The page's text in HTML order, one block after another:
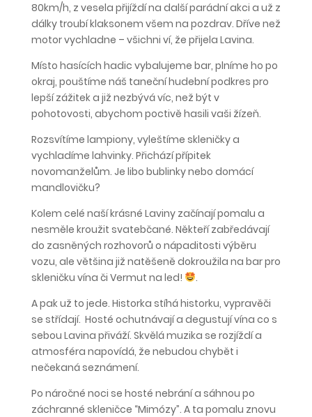
80km/h, z vesela přijíždí na další parádní akci a už z
dálky troubí klaksonem všem na pozdrav. Dříve než
motor vychladne – všichni ví, že přijela Lavina.
Místo hasících hadic vybalujeme bar, plníme ho po
okraj, pouštíme náš taneční hudební podkres pro
lepší zážitek a již nezbývá víc, než být v
pohotovosti, abychom poctivě hasili vaši žízeň.
Rozsvítíme lampiony, vyleštíme skleničky a
vychladíme lahvinky. Přichází přípitek
novomanželům. Je libo bublinky nebo domácí
mandlovičku?
Kolem celé naší krásné Laviny začínají pomalu a
nesměle kroužit svatebčané. Někteří zabředávají
do zasněných rozhovorů o nápaditosti výběru
vozu, ale většina již natěšeně dokroužila na bar pro
skleničku vína či Vermut na led!
.
A pak už to jede. Historka stíhá historku, vypravěči
se střídají. Hosté ochutnávají a degustují vína co s
sebou Lavina přiváží. Skvělá muzika se rozjíždí a
atmosféra napovídá, že nebudou chybět i
nečekaná seznámení.
Po náročné noci se hosté nebrání a sáhnou po
záchranné skleničce “Mimózy”. A ta pomalu znovu